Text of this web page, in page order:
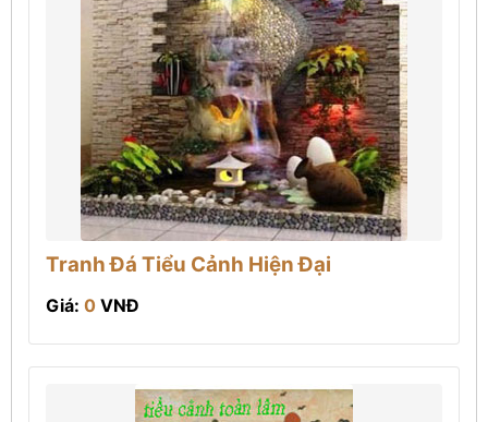
Tranh Đá Tiểu Cảnh Hiện Đại
Giá: 0 VNĐ